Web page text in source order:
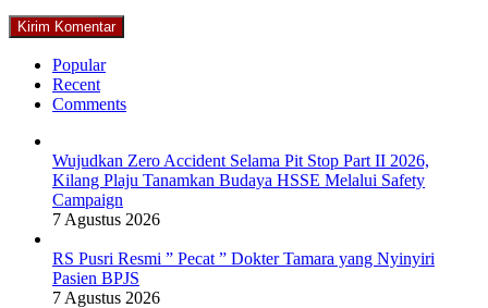
Popular
Recent
Comments
Wujudkan Zero Accident Selama Pit Stop Part II 2026,
Kilang Plaju Tanamkan Budaya HSSE Melalui Safety
Campaign
7 Agustus 2026
RS Pusri Resmi ” Pecat ” Dokter Tamara yang Nyinyiri
Pasien BPJS
7 Agustus 2026